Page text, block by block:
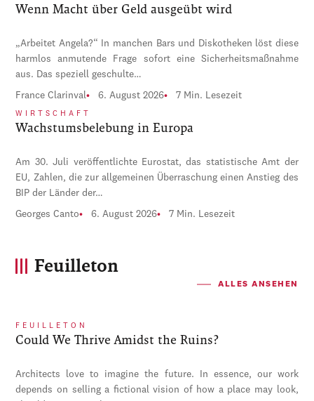
Wenn Macht über Geld ausgeübt wird
„Arbeitet Angela?“ In manchen Bars und Diskotheken löst diese
harmlos anmutende Frage sofort eine Sicherheitsmaßnahme
aus. Das speziell geschulte…
France Clarinval 6. August 2026 7 Min. Lesezeit
WIRTSCHAFT
Wachstumsbelebung in Europa
Am 30. Juli veröffentlichte Eurostat, das statistische Amt der
EU, Zahlen, die zur allgemeinen Überraschung einen Anstieg des
BIP der Länder der…
Georges Canto 6. August 2026 7 Min. Lesezeit
Feuilleton
ALLES ANSEHEN
FEUILLETON
Could We Thrive Amidst the Ruins?
Architects love to imagine the future. In essence, our work
depends on selling a fictional vision of how a place may look,